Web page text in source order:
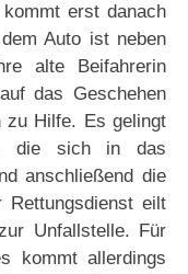
erst danach
Auto ist neben
alte Beifahrerin
das Geschehen
zu Hilfe. Es gelingt
die sich in das
anschließend die
Rettungsdienst eilt
Unfallstelle. Für
kommt allerdings